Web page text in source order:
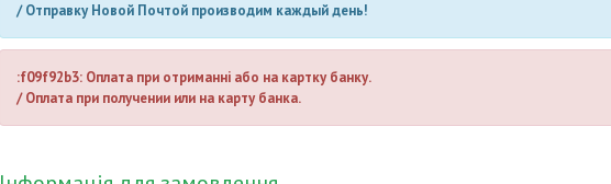
/ Отправку Новой Почтой производим каждый день!
:f09f92b3: Оплата при отриманні або на картку банку.
/ Оплата при получении или на карту банка.